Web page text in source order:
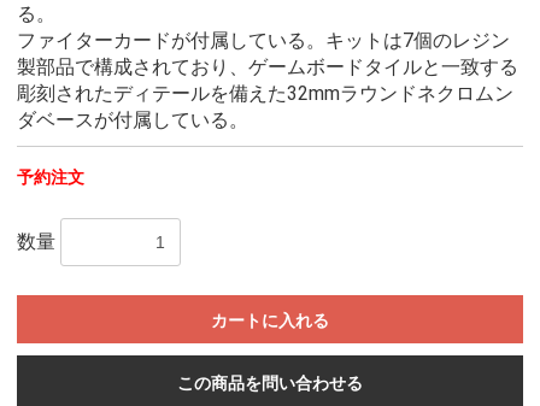
る。
ファイターカードが付属している。キットは7個のレジン
製部品で構成されており、ゲームボードタイルと一致する
彫刻されたディテールを備えた32mmラウンドネクロムン
ダベースが付属している。
予約注文
数量
カートに入れる
この商品を問い合わせる